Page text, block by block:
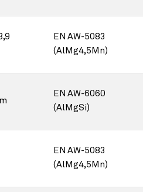
EN AW-5083
(AlMg4,5Mn)
EN AW-6060
(AlMgSi)
EN AW-5083
(AlMg4,5Mn)